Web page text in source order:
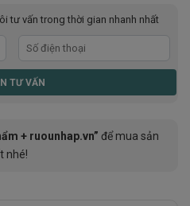
tư vấn trong thời gian nhanh nhất
+ ruounhap.vn” để mua sản
nhé!